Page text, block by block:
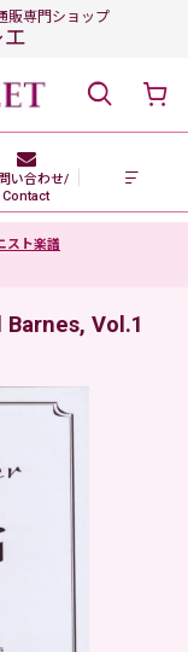
販専門ショップ
い合わせ/
Contact
スト楽譜
Barnes, Vol.1